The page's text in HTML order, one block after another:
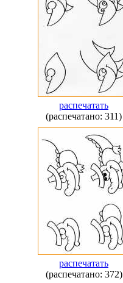
распечатать
(распечатано: 311)
распечатать
(распечатано: 372)